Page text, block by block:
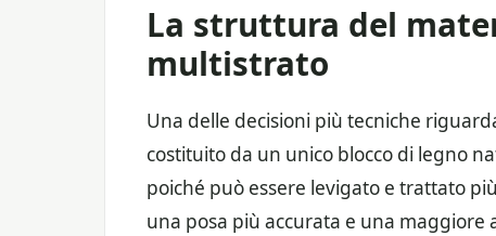
La struttura del
multistrato
Una delle decisioni più tecniche
costituito da un unico blocco di legno
poiché può essere levigato e trattato
una posa più accurata e una maggiore